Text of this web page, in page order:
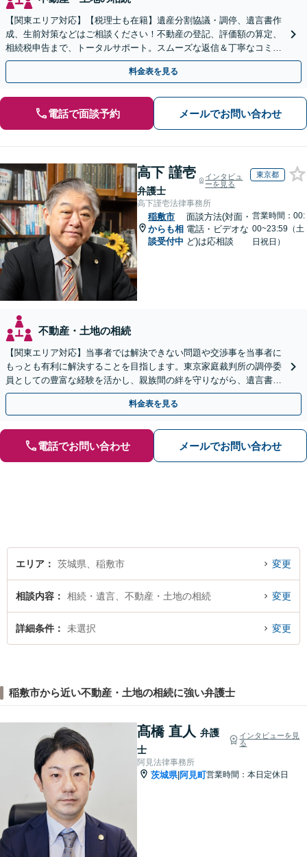
【関東エリア対応】【税理士も在籍】遺産分割協議・調停、遺言書作
成、生前対策などはご相談ください！不動産の登記、評価額の算定、
相続税申告まで、トータルサポート。スムーズな返信＆丁寧なコミュ
ニケーション◎お気軽にご相談ください。
料金表を見る
電話で面談予約 メールでお問い合わせ
高下 謹壱
弁護士
インタビュ
ーを見る
東京都
高下謹壱法律事務所
稲敷市
からも相
談受付中
面談方法(対面・
電話・ビデオな
ど)は応相談
営業時間：00:
00~23:59（土
日祝日）
不動産・土地の相続
【関東エリア対応】当事者では解決できない問題や交渉事を当事者に
もっとも有利に解決することを目指します。東京家庭裁判所の調停委
員としての豊富な経験を活かし、親族間の絆を守りながら、遺言書作
成から相続放棄まで相続問題を誠実にサポートいたします。
料金表を見る
電話でお問い合わせ メールでお問い合わせ
エリア 茨城県、稲敷市 変更
相談内容 相続・遺言、不動産・土地の相続 変更
詳細条件 未選択 変更
稲敷市から近い不動産・土地の相続に強い弁護士
髙橋 直人 弁護
士
インタビューを見
る
阿見法律事務所
茨城県|阿見町営業時間：本日定休日